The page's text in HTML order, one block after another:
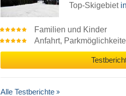
Top-Skigebiet
Familien und Kinder
Anfahrt,
Alle Testberichte